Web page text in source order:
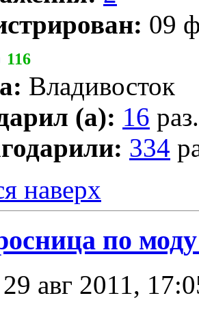
09
116
Владивосток
(а): 16 раз.
334
наверх
по
авг 2011,